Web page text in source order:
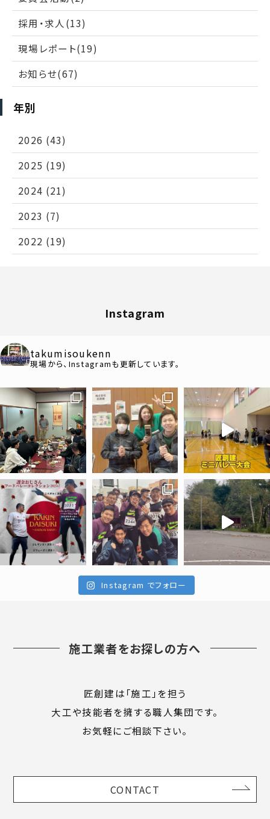
採用・求人(13)
現場レポート(19)
お知らせ(67)
年別
2026 (43)
2025 (19)
2024 (21)
2023 (7)
2022 (19)
Instagram
takumisoukenn
現場から、Instagramも更新しています。
Instagram でフォロー
施工業者をお探しの方へ
匠創建は「施工」を担う
大工や技能者を擁する職人集団です。
お気軽にご相談下さい。
CONTACT